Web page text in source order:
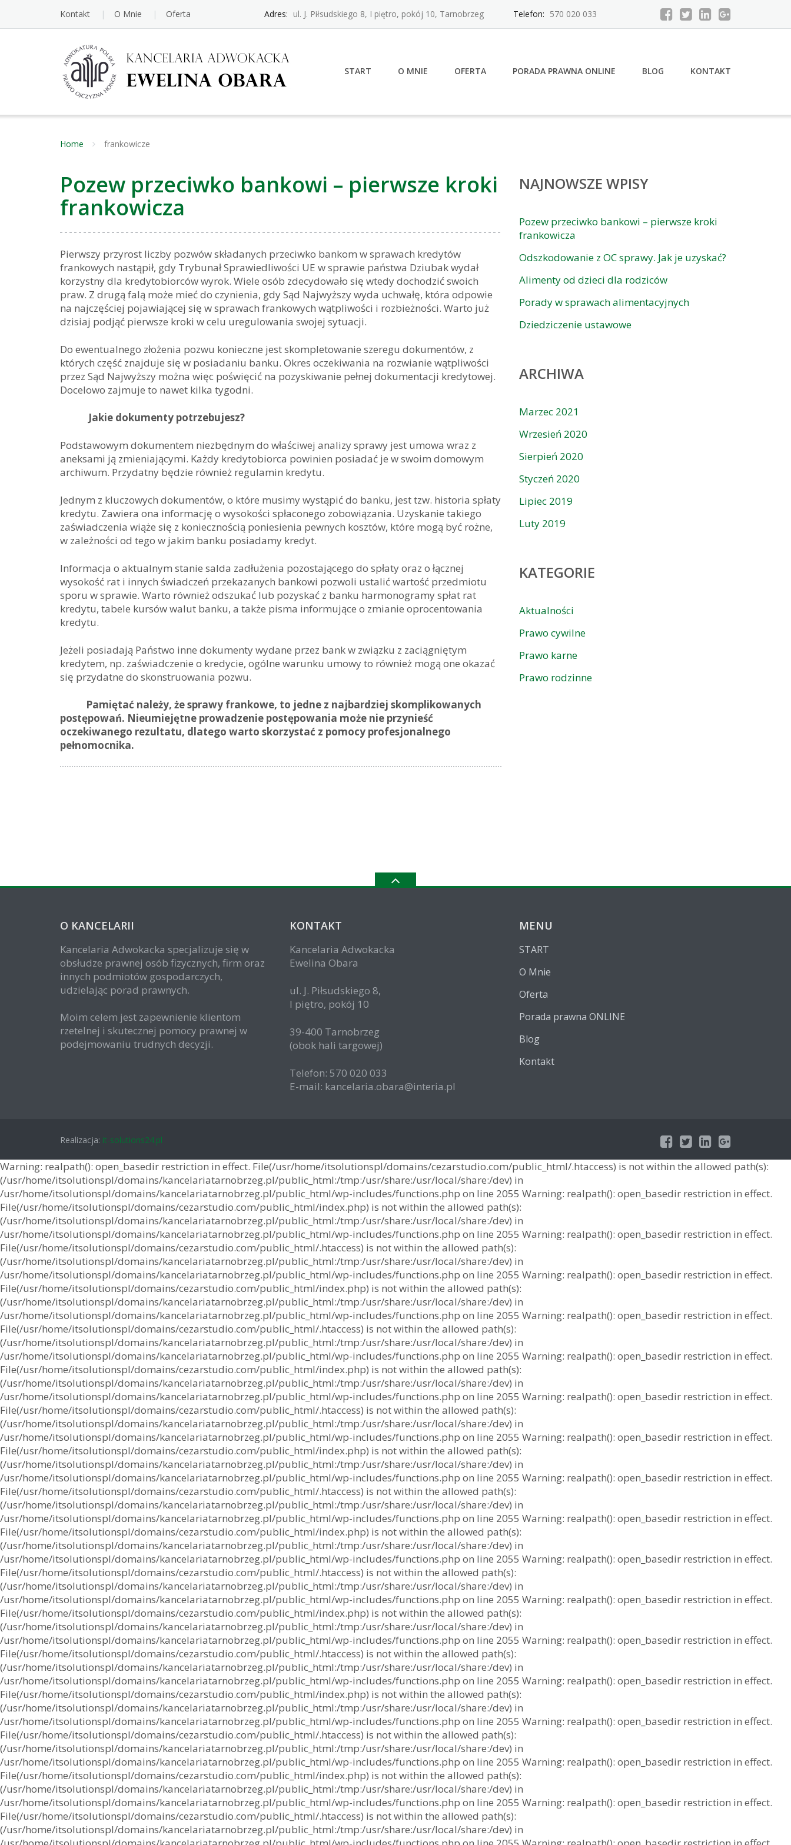
Kontakt O Mnie Oferta Adres: ul. J. Piłsudskiego 8, I piętro, pokój 10, Tarnobrzeg Telefon: 570 020 033
START O MNIE OFERTA PORADA PRAWNA ONLINE BLOG KONTAKT
Home frankowicze
Pozew przeciwko bankowi – pierwsze kroki
frankowicza
Pierwszy przyrost liczby pozwów składanych przeciwko bankom w sprawach kredytów
frankowych nastąpił, gdy Trybunał Sprawiedliwości UE w sprawie państwa Dziubak wydał
korzystny dla kredytobiorców wyrok. Wiele osób zdecydowało się wtedy dochodzić swoich
praw. Z drugą falą może mieć do czynienia, gdy Sąd Najwyższy wyda uchwałę, która odpowie
na najczęściej pojawiającej się w sprawach frankowych wątpliwości i rozbieżności. Warto już
dzisiaj podjąć pierwsze kroki w celu uregulowania swojej sytuacji.
Do ewentualnego złożenia pozwu konieczne jest skompletowanie szeregu dokumentów, z
których część znajduje się w posiadaniu banku. Okres oczekiwania na rozwianie wątpliwości
przez Sąd Najwyższy można więc poświęcić na pozyskiwanie pełnej dokumentacji kredytowej.
Docelowo zajmuje to nawet kilka tygodni.
Jakie dokumenty potrzebujesz?
Podstawowym dokumentem niezbędnym do właściwej analizy sprawy jest umowa wraz z
aneksami ją zmieniającymi. Każdy kredytobiorca powinien posiadać je w swoim domowym
archiwum. Przydatny będzie również regulamin kredytu.
Jednym z kluczowych dokumentów, o które musimy wystąpić do banku, jest tzw. historia spłaty
kredytu. Zawiera ona informację o wysokości spłaconego zobowiązania. Uzyskanie takiego
zaświadczenia wiąże się z koniecznością poniesienia pewnych kosztów, które mogą być rożne,
w zależności od tego w jakim banku posiadamy kredyt.
Informacja o aktualnym stanie salda zadłużenia pozostającego do spłaty oraz o łącznej
wysokość rat i innych świadczeń przekazanych bankowi pozwoli ustalić wartość przedmiotu
sporu w sprawie. Warto również odszukać lub pozyskać z banku harmonogramy spłat rat
kredytu, tabele kursów walut banku, a także pisma informujące o zmianie oprocentowania
kredytu.
Jeżeli posiadają Państwo inne dokumenty wydane przez bank w związku z zaciągniętym
kredytem, np. zaświadczenie o kredycie, ogólne warunku umowy to również mogą one okazać
się przydatne do skonstruowania pozwu.
Pamiętać należy, że sprawy frankowe, to jedne z najbardziej skomplikowanych
postępowań. Nieumiejętne prowadzenie postępowania może nie przynieść
oczekiwanego rezultatu, dlatego warto skorzystać z pomocy profesjonalnego
pełnomocnika.
NAJNOWSZE WPISY
Pozew przeciwko bankowi – pierwsze kroki
frankowicza
Odszkodowanie z OC sprawy. Jak je uzyskać?
Alimenty od dzieci dla rodziców
Porady w sprawach alimentacyjnych
Dziedziczenie ustawowe
ARCHIWA
Marzec 2021
Wrzesień 2020
Sierpień 2020
Styczeń 2020
Lipiec 2019
Luty 2019
KATEGORIE
Aktualności
Prawo cywilne
Prawo karne
Prawo rodzinne
O KANCELARII
Kancelaria Adwokacka specjalizuje się w
obsłudze prawnej osób fizycznych, firm oraz
innych podmiotów gospodarczych,
udzielając porad prawnych.
Moim celem jest zapewnienie klientom
rzetelnej i skutecznej pomocy prawnej w
podejmowaniu trudnych decyzji.
KONTAKT
Kancelaria Adwokacka
Ewelina Obara
ul. J. Piłsudskiego 8,
I piętro, pokój 10
39-400 Tarnobrzeg
(obok hali targowej)
Telefon: 570 020 033
E-mail: kancelaria.obara@interia.pl
MENU
START
O Mnie
Oferta
Porada prawna ONLINE
Blog
Kontakt
Realizacja: it-solutions24.pl
Warning: realpath(): open_basedir restriction in effect. File(/usr/home/itsolutionspl/domains/cezarstudio.com/public_html/.htaccess) is not within the allowed path(s):
(/usr/home/itsolutionspl/domains/kancelariatarnobrzeg.pl/public_html:/tmp:/usr/share:/usr/local/share:/dev) in
/usr/home/itsolutionspl/domains/kancelariatarnobrzeg.pl/public_html/wp-includes/functions.php on line 2055 Warning: realpath(): open_basedir restriction in effect.
File(/usr/home/itsolutionspl/domains/cezarstudio.com/public_html/index.php) is not within the allowed path(s):
(/usr/home/itsolutionspl/domains/kancelariatarnobrzeg.pl/public_html:/tmp:/usr/share:/usr/local/share:/dev) in
/usr/home/itsolutionspl/domains/kancelariatarnobrzeg.pl/public_html/wp-includes/functions.php on line 2055 Warning: realpath(): open_basedir restriction in effect.
File(/usr/home/itsolutionspl/domains/cezarstudio.com/public_html/.htaccess) is not within the allowed path(s):
(/usr/home/itsolutionspl/domains/kancelariatarnobrzeg.pl/public_html:/tmp:/usr/share:/usr/local/share:/dev) in
/usr/home/itsolutionspl/domains/kancelariatarnobrzeg.pl/public_html/wp-includes/functions.php on line 2055 Warning: realpath(): open_basedir restriction in effect.
File(/usr/home/itsolutionspl/domains/cezarstudio.com/public_html/index.php) is not within the allowed path(s):
(/usr/home/itsolutionspl/domains/kancelariatarnobrzeg.pl/public_html:/tmp:/usr/share:/usr/local/share:/dev) in
/usr/home/itsolutionspl/domains/kancelariatarnobrzeg.pl/public_html/wp-includes/functions.php on line 2055 Warning: realpath(): open_basedir restriction in effect.
File(/usr/home/itsolutionspl/domains/cezarstudio.com/public_html/.htaccess) is not within the allowed path(s):
(/usr/home/itsolutionspl/domains/kancelariatarnobrzeg.pl/public_html:/tmp:/usr/share:/usr/local/share:/dev) in
/usr/home/itsolutionspl/domains/kancelariatarnobrzeg.pl/public_html/wp-includes/functions.php on line 2055 Warning: realpath(): open_basedir restriction in effect.
File(/usr/home/itsolutionspl/domains/cezarstudio.com/public_html/index.php) is not within the allowed path(s):
(/usr/home/itsolutionspl/domains/kancelariatarnobrzeg.pl/public_html:/tmp:/usr/share:/usr/local/share:/dev) in
/usr/home/itsolutionspl/domains/kancelariatarnobrzeg.pl/public_html/wp-includes/functions.php on line 2055 Warning: realpath(): open_basedir restriction in effect.
File(/usr/home/itsolutionspl/domains/cezarstudio.com/public_html/.htaccess) is not within the allowed path(s):
(/usr/home/itsolutionspl/domains/kancelariatarnobrzeg.pl/public_html:/tmp:/usr/share:/usr/local/share:/dev) in
/usr/home/itsolutionspl/domains/kancelariatarnobrzeg.pl/public_html/wp-includes/functions.php on line 2055 Warning: realpath(): open_basedir restriction in effect.
File(/usr/home/itsolutionspl/domains/cezarstudio.com/public_html/index.php) is not within the allowed path(s):
(/usr/home/itsolutionspl/domains/kancelariatarnobrzeg.pl/public_html:/tmp:/usr/share:/usr/local/share:/dev) in
/usr/home/itsolutionspl/domains/kancelariatarnobrzeg.pl/public_html/wp-includes/functions.php on line 2055 Warning: realpath(): open_basedir restriction in effect.
File(/usr/home/itsolutionspl/domains/cezarstudio.com/public_html/.htaccess) is not within the allowed path(s):
(/usr/home/itsolutionspl/domains/kancelariatarnobrzeg.pl/public_html:/tmp:/usr/share:/usr/local/share:/dev) in
/usr/home/itsolutionspl/domains/kancelariatarnobrzeg.pl/public_html/wp-includes/functions.php on line 2055 Warning: realpath(): open_basedir restriction in effect.
File(/usr/home/itsolutionspl/domains/cezarstudio.com/public_html/index.php) is not within the allowed path(s):
(/usr/home/itsolutionspl/domains/kancelariatarnobrzeg.pl/public_html:/tmp:/usr/share:/usr/local/share:/dev) in
/usr/home/itsolutionspl/domains/kancelariatarnobrzeg.pl/public_html/wp-includes/functions.php on line 2055 Warning: realpath(): open_basedir restriction in effect.
File(/usr/home/itsolutionspl/domains/cezarstudio.com/public_html/.htaccess) is not within the allowed path(s):
(/usr/home/itsolutionspl/domains/kancelariatarnobrzeg.pl/public_html:/tmp:/usr/share:/usr/local/share:/dev) in
/usr/home/itsolutionspl/domains/kancelariatarnobrzeg.pl/public_html/wp-includes/functions.php on line 2055 Warning: realpath(): open_basedir restriction in effect.
File(/usr/home/itsolutionspl/domains/cezarstudio.com/public_html/index.php) is not within the allowed path(s):
(/usr/home/itsolutionspl/domains/kancelariatarnobrzeg.pl/public_html:/tmp:/usr/share:/usr/local/share:/dev) in
/usr/home/itsolutionspl/domains/kancelariatarnobrzeg.pl/public_html/wp-includes/functions.php on line 2055 Warning: realpath(): open_basedir restriction in effect.
File(/usr/home/itsolutionspl/domains/cezarstudio.com/public_html/.htaccess) is not within the allowed path(s):
(/usr/home/itsolutionspl/domains/kancelariatarnobrzeg.pl/public_html:/tmp:/usr/share:/usr/local/share:/dev) in
/usr/home/itsolutionspl/domains/kancelariatarnobrzeg.pl/public_html/wp-includes/functions.php on line 2055 Warning: realpath(): open_basedir restriction in effect.
File(/usr/home/itsolutionspl/domains/cezarstudio.com/public_html/index.php) is not within the allowed path(s):
(/usr/home/itsolutionspl/domains/kancelariatarnobrzeg.pl/public_html:/tmp:/usr/share:/usr/local/share:/dev) in
/usr/home/itsolutionspl/domains/kancelariatarnobrzeg.pl/public_html/wp-includes/functions.php on line 2055 Warning: realpath(): open_basedir restriction in effect.
File(/usr/home/itsolutionspl/domains/cezarstudio.com/public_html/.htaccess) is not within the allowed path(s):
(/usr/home/itsolutionspl/domains/kancelariatarnobrzeg.pl/public_html:/tmp:/usr/share:/usr/local/share:/dev) in
/usr/home/itsolutionspl/domains/kancelariatarnobrzeg.pl/public_html/wp-includes/functions.php on line 2055 Warning: realpath(): open_basedir restriction in effect.
File(/usr/home/itsolutionspl/domains/cezarstudio.com/public_html/index.php) is not within the allowed path(s):
(/usr/home/itsolutionspl/domains/kancelariatarnobrzeg.pl/public_html:/tmp:/usr/share:/usr/local/share:/dev) in
/usr/home/itsolutionspl/domains/kancelariatarnobrzeg.pl/public_html/wp-includes/functions.php on line 2055 Warning: realpath(): open_basedir restriction in effect.
File(/usr/home/itsolutionspl/domains/cezarstudio.com/public_html/.htaccess) is not within the allowed path(s):
(/usr/home/itsolutionspl/domains/kancelariatarnobrzeg.pl/public_html:/tmp:/usr/share:/usr/local/share:/dev) in